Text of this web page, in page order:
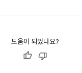
도움이 되었나요?